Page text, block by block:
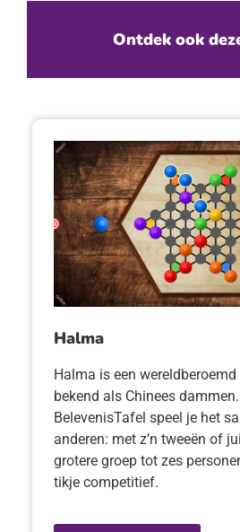
Ontdek ook
Halma
Halma is een
bekend als Chinees
BelevenisTafel speel je het
anderen: met z’n tweeën of
grotere groep tot zes
tikje competitief.